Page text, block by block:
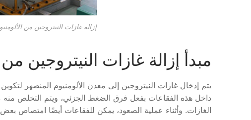
إزالة غازات النيتروجين من
مبدأ إزالة غازات النيتروجين من
يتم إدخال غازات النيتروجين إلى معدن الألومنيوم المنصهر
داخل هذه الفقاعات بفعل فرق الضغط الجزئي، ويتم التخلص
الغازات. وأثناء عملية الصعود، يمكن للفقاعات أيضًا امتصاص